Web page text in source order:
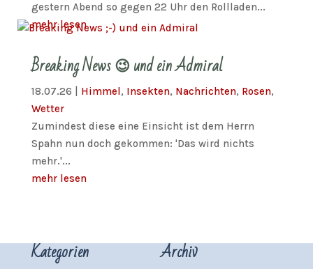
gestern Abend so gegen 22 Uhr den Rollladen...
mehr lesen
Breaking News 😉 und ein Admiral
18.07.26 Himmel, Insekten, Nachrichten, Rosen,
Wetter
Zumindest diese eine Einsicht ist dem Herrn
Spahn nun doch gekommen: 'Das wird nichts
mehr.'...
mehr lesen
Kategorien Archiv